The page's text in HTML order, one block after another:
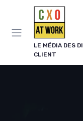
LE MÉDIA DES
CLIENT
Panneau de gestion